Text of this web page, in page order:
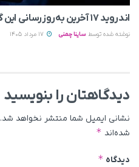
اندروید ۱۷ آخرین به‌روزرسانی این گوشی‌های سامسونگ است
نوشته شده توسط ساینا چمنی
دیدگاهتان را بنویسید
نشانی ایمیل شما منتشر نخواهد شد.
شده‌اند *
دیدگاه *